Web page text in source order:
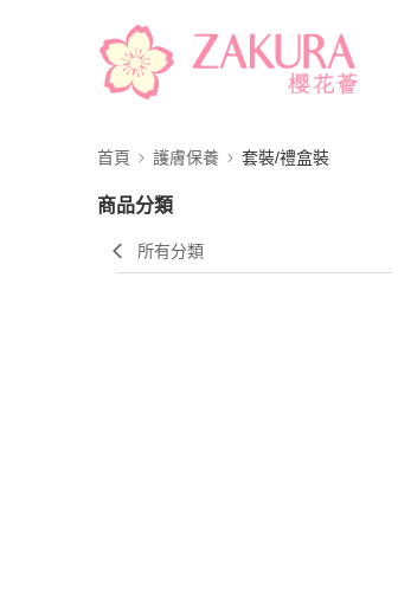
首頁 護膚保養 套裝/禮盒裝
商品分類
所有分類